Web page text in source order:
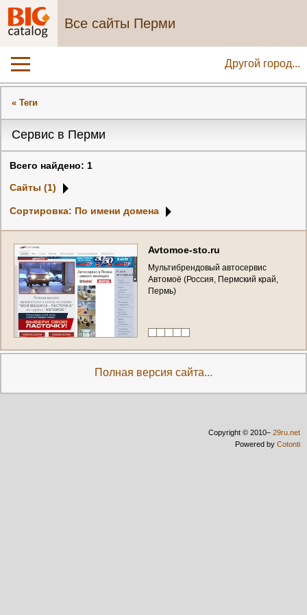
Все сайты Перми
Другой город...
« Теги
Сервис в Перми
Всего найдено: 1
Сайты (1)
Сортировка: По имени домена
Avtomoe-sto.ru
Мультибрендовый автосервис
Автомоё (Россия Пермский край
Пермь)
Полная версия сайта...
Copyright © 2010– 29ru.net
Powered by Cotonti